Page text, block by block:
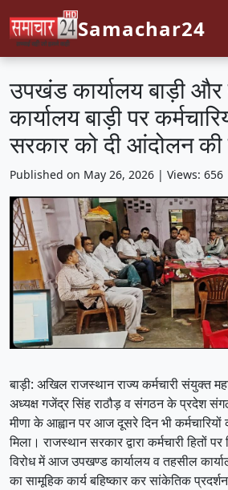
Samachar24
उपखंड कार्यालय बाड़ी
कार्यालय बाड़ी पर
सरकार को दी आंदोलन की
Published on May 26, 2026 | Views: 656
बाड़ी: अखिल राजस्थान राज्य कर्मचारी संयुक्त
अध्यक्ष गजेंद्र सिंह राठौड़ व संगठन के प्रदेश
मीणा के आह्वान पर आज दूसरे दिन भी
मिला। राजस्थान सरकार द्वारा कर्मचारी हितों
विरोध में आज उपखण्ड कार्यालय व तहसील
का सामूहिक कार्य बहिष्कार कर सांकेतिक